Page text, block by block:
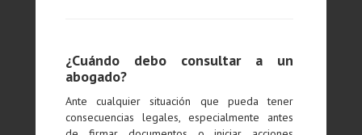
¿Cuándo debo consultar a un
abogado?
Ante cualquier situación que pueda tener
consecuencias legales, especialmente antes